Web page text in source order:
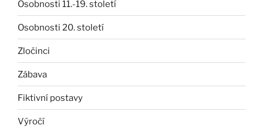
Osobnosti 11.-19. století
Osobnosti 20. století
Zločinci
Zábava
Fiktivní postavy
Výročí